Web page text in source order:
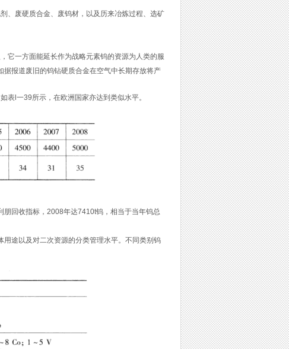
、废硬质合金、废钨材，以及历来冶炼过程、选矿
一方面能延长作为战略元素钨的资源为人类的服
报道废旧的钨钻硬质合金在空气中长期存放将产
l一39所示，在欧洲国家亦达到类似水平。
回收指标，2008年达7410t钨，相当于当年钨总
途以及对二次资源的分类管理水平。不同类别钨